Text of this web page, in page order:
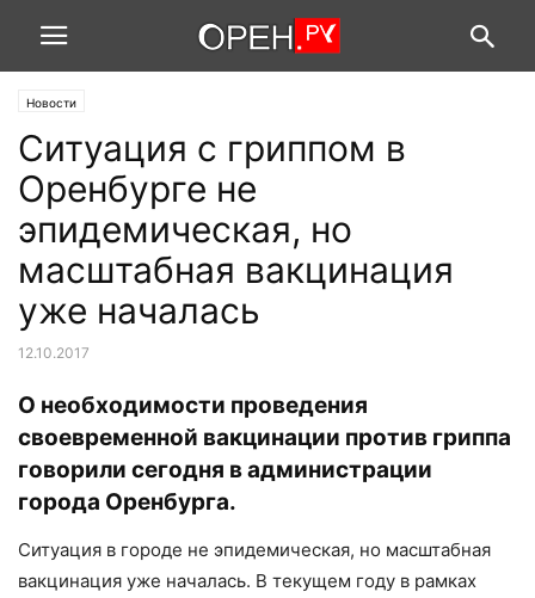
Новости
Ситуация с гриппом в
Оренбурге не
эпидемическая, но
масштабная вакцинация
уже началась
12.10.2017
О необходимости проведения
своевременной вакцинации против гриппа
говорили сегодня в администрации
города Оренбурга.
Ситуация в городе не эпидемическая, но масштабная
вакцинация уже началась. В текущем году в рамках